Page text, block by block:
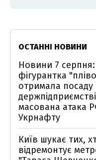
ОСТАННІ НОВИНИ
Новини 7 серпня:
фігурантка
отримала посаду
масована атака
Укрнафту
Київ шукає тих,
відремонтує